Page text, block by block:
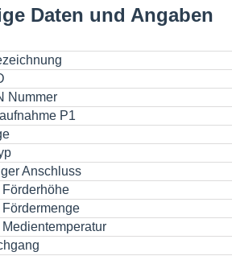
Daten und Angaben
Nummer
P1
Anschluss